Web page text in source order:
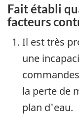
Fait établi
facteurs
Il est très
une
la perte de
plan d'eau.